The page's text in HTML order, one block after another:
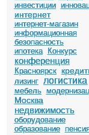
инвестиции
интернет
интернет-магазин
информационная
безопасность
ипотека
Конкурс
конференция
Красноярск
лизинг логистика
мебель
Москва
недвижимость
оборудование
образование